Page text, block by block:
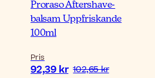
Proraso Aftershave-
balsam Uppfriskande
100ml
Pris
92,39 kr 102,65 kr